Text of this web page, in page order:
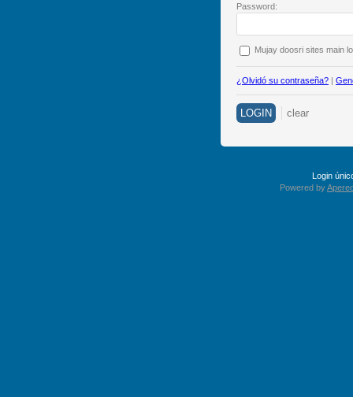
Password:
Mujay doosri sites main
¿Olvidó su contraseña? |
Login
Powered by